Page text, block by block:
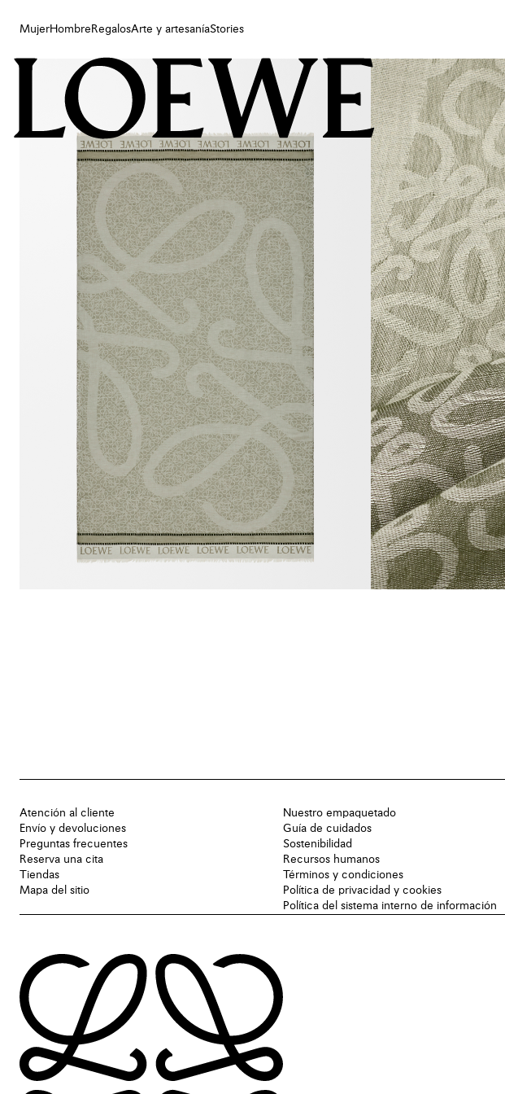
MujerHombre RegalosArte y artesaníaStories
Mujer
Arte y artesanía
Atención al cliente
Envío y devoluciones
Preguntas frecuentes
Reserva una cita
Tiendas
Mapa del sitio
Nuestro empaquetado
Guía de cuidados
Sostenibilidad
Recursos humanos
Términos y condiciones
Política de privacidad y cookies
Política del sistema interno de información